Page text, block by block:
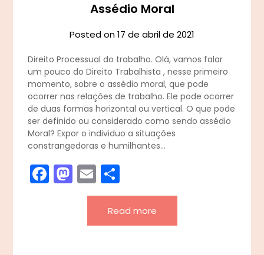
Assédio Moral
Posted on17 de abril de 2021
Direito Processual do trabalho. Olá, vamos falar
um pouco do Direito Trabalhista , nesse primeiro
momento, sobre o assédio moral, que pode
ocorrer nas relações de trabalho. Ele pode ocorrer
de duas formas horizontal ou vertical. O que pode
ser definido ou considerado como sendo assédio
Moral? Expor o individuo a situações
constrangedoras e humilhantes…
Facebook
Mastodon
Email
Read more